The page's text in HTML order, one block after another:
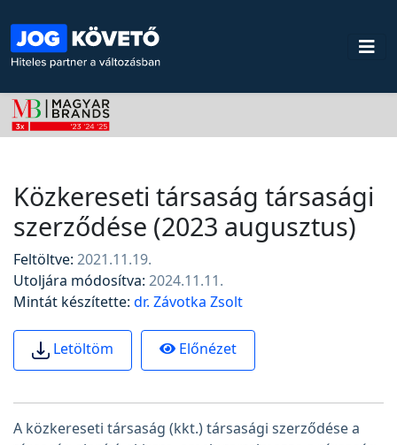
Közkereseti társaság társasági
szerződése (2023 augusztus)
Feltöltve: 2021.11.19.
Utoljára módosítva: 2024.11.11.
Mintát készítette: dr. Závotka Zsolt
Letöltöm Előnézet
A közkereseti társaság (kkt.) társasági szerződése a